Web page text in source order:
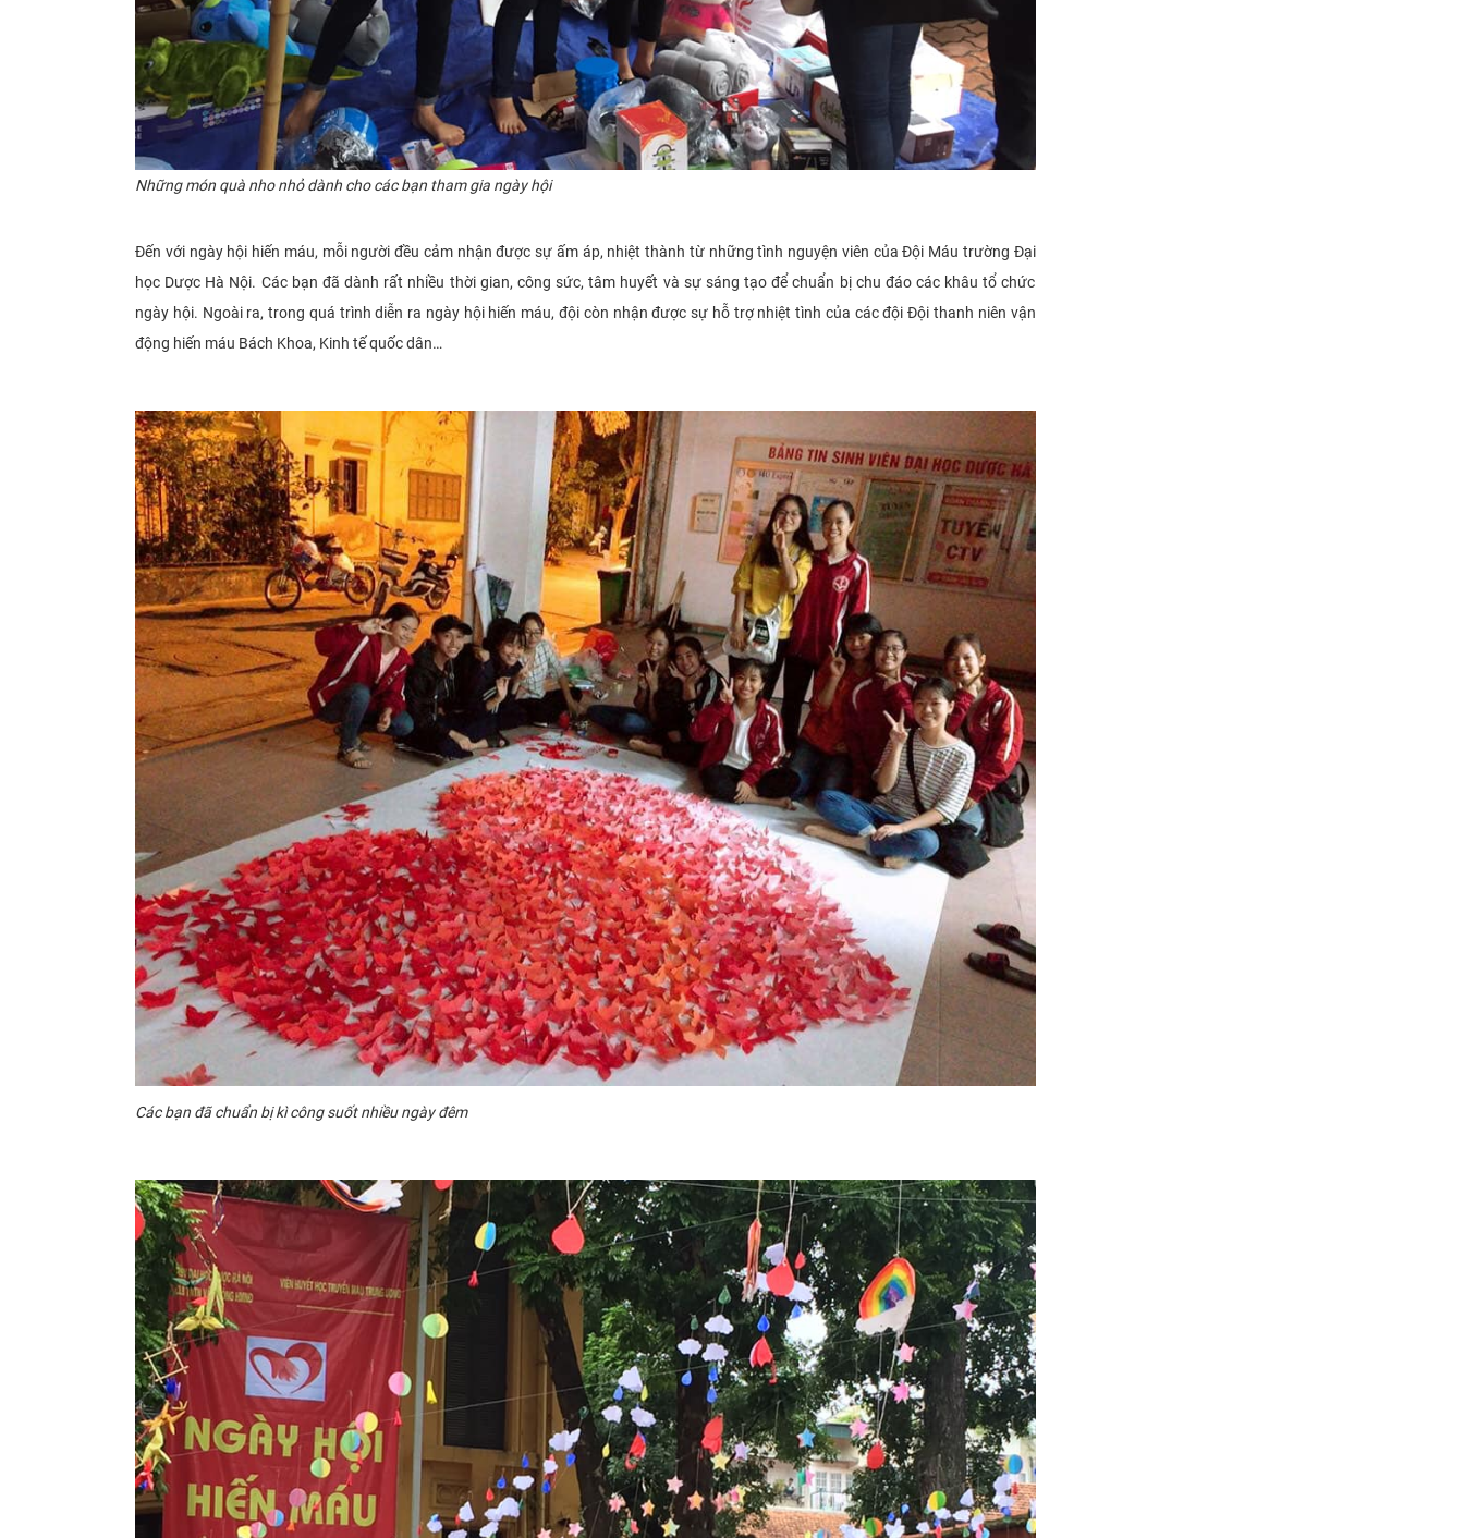
Những món quà nho nhỏ dành cho các bạn tham gia ngày hội
Đến với ngày hội hiến máu, mỗi người đều cảm nhận được sự ấm áp, nhiệt thành từ những tình nguyện viên của Đội Máu trường Đại
học Dược Hà Nội. Các bạn đã dành rất nhiều thời gian, công sức, tâm huyết và sự sáng tạo để chuẩn bị chu đáo các khâu tổ chức
ngày hội. Ngoài ra, trong quá trình diễn ra ngày hội hiến máu, đội còn nhận được sự hỗ trợ nhiệt tình của các đội Đội thanh niên vận
động hiến máu Bách Khoa, Kinh tế quốc dân…​
Các bạn đã chuẩn bị kì công suốt nhiều ngày đêm